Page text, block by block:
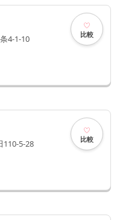
4-1-10 比較
110-5-28 比較